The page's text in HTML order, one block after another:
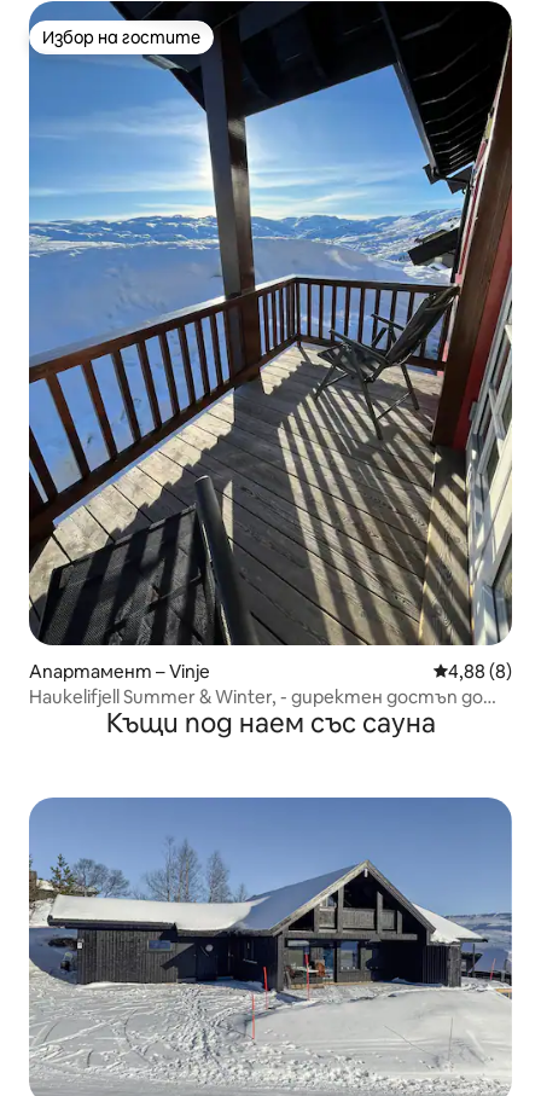
Избор на гостите
Избор на гостите
Апартамент – Vinje Средна
4,88 (8)
Haukelifjell Summer & Winter, - директен достъп до
ски пиститеКъщи под наем със сауна